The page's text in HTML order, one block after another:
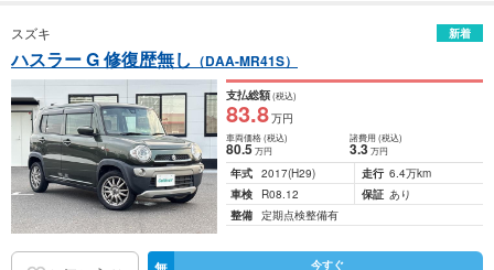
スズキ 新着
ハスラー G 修復歴無し （DAA-MR41S）
支払総額(税込)
83.8万円
車両価格(税込)
80.5万円
諸費用 (税込)
3.3 万円
年式 2017(H29) 走行 6.4万km
車検
R08.12 保証 あり
整備 定期点検整備有
今すぐ